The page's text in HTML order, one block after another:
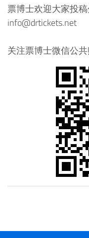
票博士欢迎大家投
info@drtickets.net
关注票博士微信公